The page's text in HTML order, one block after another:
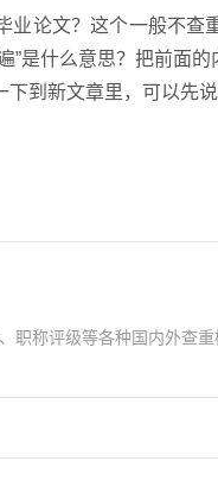
业论文？这个一般不
”是什么意思？把前面
到新文章里，可以先说
职称评级等各种国内外查